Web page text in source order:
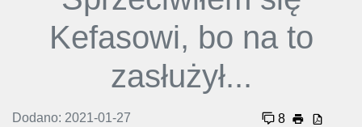
Kefasowi, bo na to
zasłużył...
Dodano: 2021-01-27 8